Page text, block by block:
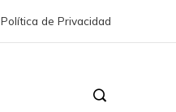
Política de Privacidad